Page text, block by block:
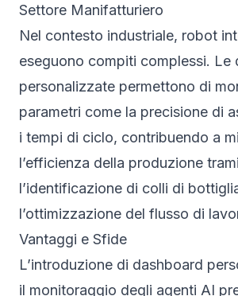
Settore Manifatturiero
Nel contesto industriale, robot
eseguono compiti complessi. Le
personalizzate permettono di
parametri come la precisione di
i tempi di ciclo, contribuendo a
l’efficienza della produzione
l’identificazione di colli di
l’ottimizzazione del flusso di
Vantaggi e Sfide
L’introduzione di dashboard
il monitoraggio degli agenti AI